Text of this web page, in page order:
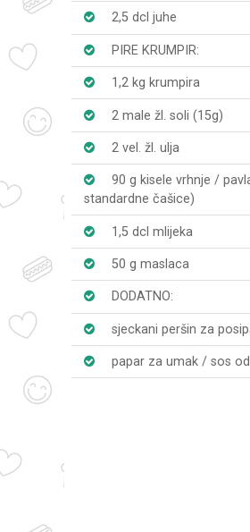
2,5 dcl juhe
PIRE KRUMPIR:
1,2 kg krumpira
2 male žl. soli (15g)
2 vel. žl. ulja
90 g kisele vrhnje /
standardne čašice)
1,5 dcl mlijeka
50 g maslaca
DODATNO:
sjeckani peršin za
papar za umak / sos